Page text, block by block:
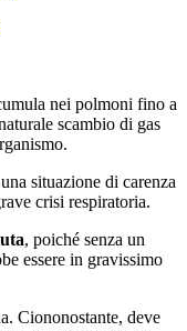
nei polmoni fino a
scambio di gas
situazione di carenza
crisi respiratoria.
, poiché senza un
essere in gravissimo
Ciononostante, deve